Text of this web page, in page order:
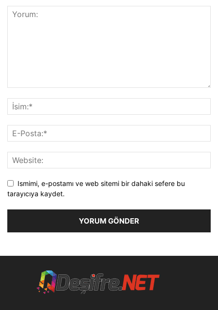
Ismimi, e-postamı ve web sitemi bir dahaki sefere bu
tarayıcıya kaydet.